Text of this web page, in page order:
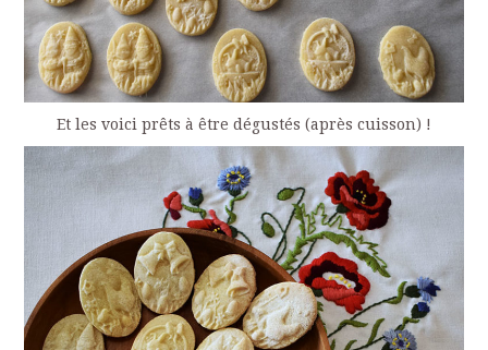
Et les voici prêts à être dégustés (après cuisson) !